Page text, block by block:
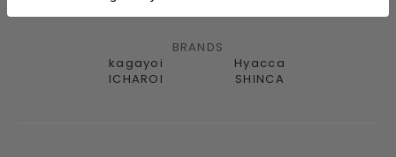
BRANDS
kagayoi
Hyacca
ICHAROI
SHINCA